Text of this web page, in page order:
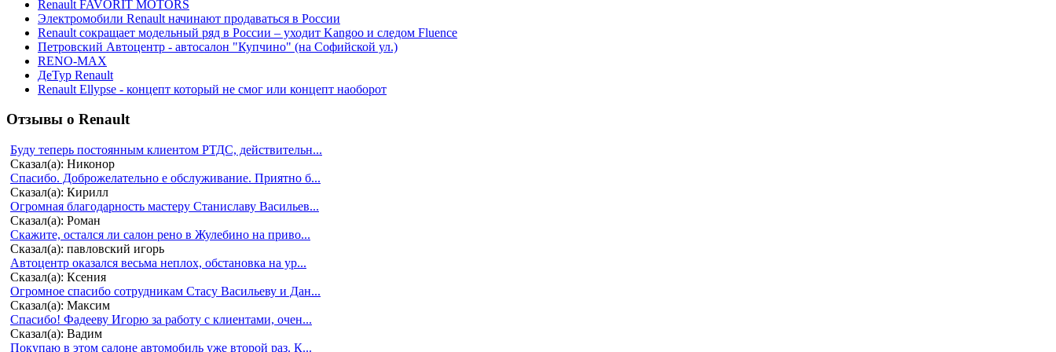
Renault FAVORIT MOTORS
Электромобили Renault начинают продаваться в России
Renault сокращает модельный ряд в России – уходит Kangoo и следом Fluence
Петровский Автоцентр - автосалон "Купчино" (на Софийской ул.)
RENO-MAX
ДеТур Renault
Renault Ellypse - концепт который не смог или концепт наоборот
Отзывы о Renault
Буду теперь постоянным клиентом РТДС, действительн...
Сказал(а): Никонор
Спасибо. Доброжелательно е обслуживание. Приятно б...
Сказал(а): Кирилл
Огромная благодарность мастеру Станиславу Васильев...
Сказал(а): Роман
Скажите, остался ли салон рено в Жулебино на приво...
Сказал(а): павловский игорь
Автоцентр оказался весьма неплох, обстановка на ур...
Сказал(а): Ксения
Огромное спасибо сотрудникам Стасу Васильеву и Дан...
Сказал(а): Максим
Спасибо! Фадееву Игорю за работу с клиентами, очен...
Сказал(а): Вадим
Покупаю в этом салоне автомобиль уже второй раз. К...